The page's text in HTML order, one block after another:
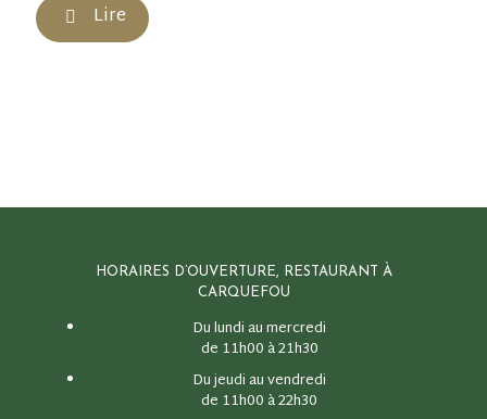
Lire
HORAIRES D’OUVERTURE, RESTAURANT À
CARQUEFOU
Du lundi au mercredi
de 11h00 à 21h30
Du jeudi au vendredi
de 11h00 à 22h30